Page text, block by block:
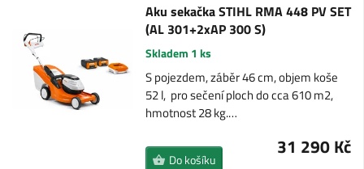
Aku sekačka STIHL RMA 448 PV SET
(AL 301+2xAP 300 S)
Skladem 1 ks
S pojezdem, záběr 46 cm, objem koše
52 l, pro sečení ploch do cca 610 m2,
hmotnost 28 kg.…
31 290 Kč
Do košíku